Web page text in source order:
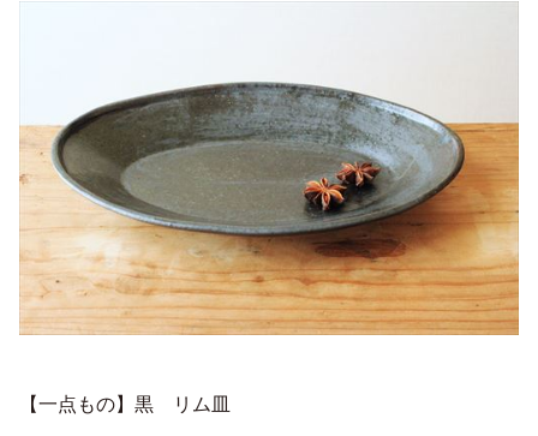
【一点もの】黒 リム皿